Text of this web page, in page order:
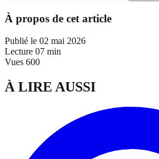
À propos de cet article
Publié le 02 mai 2026
Lecture 07 min
Vues 600
À LIRE AUSSI